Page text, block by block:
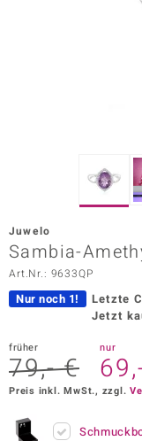
Vogue
Juwelo
Sambia-
Art.Nr.: 9633QP
Nur noch 1!
Letzte
Jetzt
früher
79,- €
nur
Preis inkl. MwSt., zzgl.